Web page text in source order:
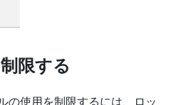
限する
の使用を制限するには、ロッ